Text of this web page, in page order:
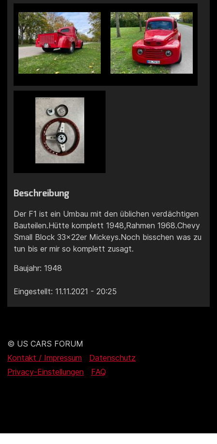
Beschreibung
Der F1 ist ein Umbau mit den üblichen verdächtigen
Bauteilen.Hütte komplett 1948,Rahmen 1968.Chevy
Small Block 33x22er Mickeys.Noch bisschen was zu
tun bis er mir so komplett zusagt.
Baujahr: 1948
Eingestellt: 11.11.2021 - 20:25
© US CARS FORUM
Kontakt / Impressum
Datenschutz
Privacy-Einstellungen
FAQ